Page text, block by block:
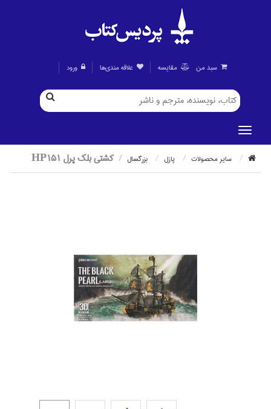
ورود علاقه مندی‌ها مقايسه سبد من
ساير محصولات پازل بزرگسال كشتي بلك پرل HP151